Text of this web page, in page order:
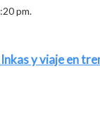
pm.
y viaje en